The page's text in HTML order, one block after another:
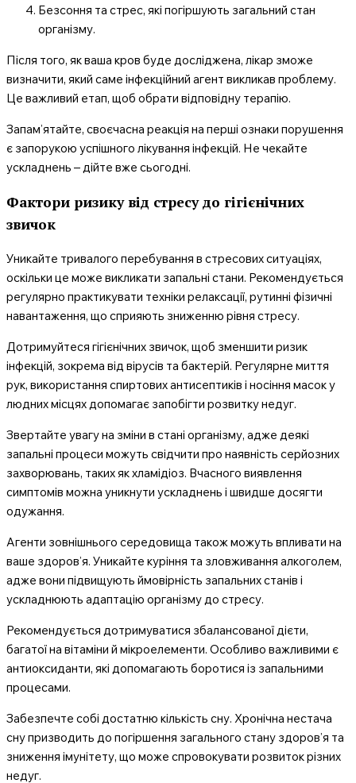
Безсоння та стрес, які погіршують загальний стан
організму.
Після того, як ваша кров буде досліджена, лікар зможе
визначити, який саме інфекційний агент викликав проблему.
Це важливий етап, щоб обрати відповідну терапію.
Запам’ятайте, своєчасна реакція на перші ознаки порушення
є запорукою успішного лікування інфекцій. Не чекайте
ускладнень – дійте вже сьогодні.
Фактори ризику від стресу до гігієнічних
звичок
Уникайте тривалого перебування в стресових ситуаціях,
оскільки це може викликати запальні стани. Рекомендується
регулярно практикувати техніки релаксації, рутинні фізичні
навантаження, що сприяють зниженню рівня стресу.
Дотримуйтеся гігієнічних звичок, щоб зменшити ризик
інфекцій, зокрема від вірусів та бактерій. Регулярне миття
рук, використання спиртових антисептиків і носіння масок у
людних місцях допомагає запобігти розвитку недуг.
Звертайте увагу на зміни в стані організму, адже деякі
запальні процеси можуть свідчити про наявність серйозних
захворювань, таких як хламідіоз. Вчасного виявлення
симптомів можна уникнути ускладнень і швидше досягти
одужання.
Агенти зовнішнього середовища також можуть впливати на
ваше здоров’я. Уникайте куріння та зловживання алкоголем,
адже вони підвищують ймовірність запальних станів і
ускладнюють адаптацію організму до стресу.
Рекомендується дотримуватися збалансованої дієти,
багатої на вітаміни й мікроелементи. Особливо важливими є
антиоксиданти, які допомагають боротися із запальними
процесами.
Забезпечте собі достатню кількість сну. Хронічна нестача
сну призводить до погіршення загального стану здоров’я та
зниження імунітету, що може спровокувати розвиток різних
недуг.